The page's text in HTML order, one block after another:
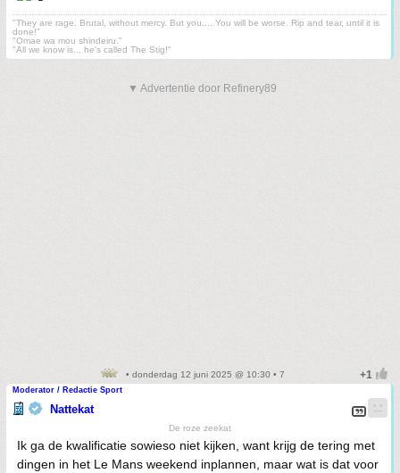
"They are rage. Brutal, without mercy. But you.... You will be worse. Rip and tear, until it is
done!"
"Omae wa mou shindeiru."
"All we know is... he's called The Stig!"
▼ Advertentie door Refinery89
• donderdag 12 juni 2025 @ 10:30 • 7
Moderator / Redactie Sport
Nattekat
De roze zeekat
Ik ga de kwalificatie sowieso niet kijken, want krijg de tering met
dingen in het Le Mans weekend inplannen, maar wat is dat voor